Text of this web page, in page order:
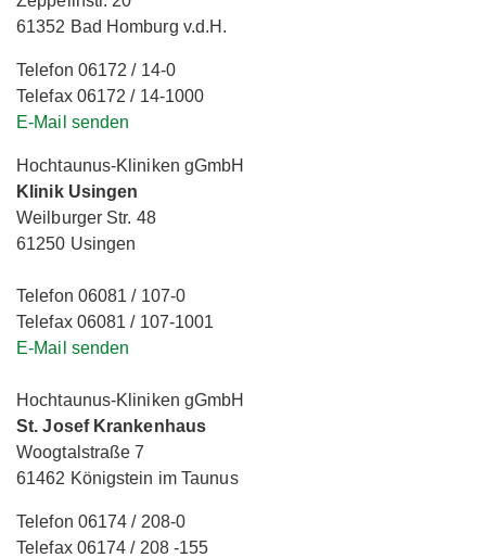
61352 Bad Homburg v.d.H.
Telefon 06172 / 14-0
Telefax 06172 / 14-1000
E-Mail senden
Hochtaunus-Kliniken gGmbH
Klinik Usingen
Weilburger Str. 48
61250 Usingen
Telefon 06081 / 107-0
Telefax 06081 / 107-1001
E-Mail senden
Hochtaunus-Kliniken gGmbH
St. Josef Krankenhaus
Woogtalstraße 7
61462 Königstein im Taunus
Telefon 06174 / 208-0
Telefax 06174 / 208 -155